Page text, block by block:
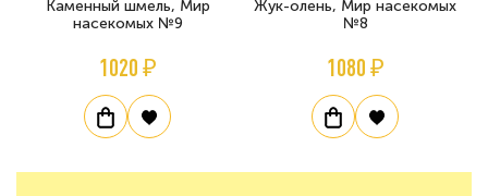
Каменный шмель, Мир
насекомых №9
1020 ₽
Жук-олень, Мир насекомых
№8
1080 ₽